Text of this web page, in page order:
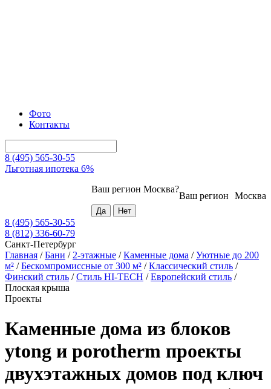
Фото
Контакты
8 (495) 565-30-55
Льготная ипотека 6%
Москва
Ваш регион
Ваш регион Москва?
8 (495) 565-30-55
8 (812) 336-60-79
Санкт-Петербург
Главная /Бани / 2-этажные /Каменные дома /Уютные до 200
м² /Бескомпромиссные от 300 м² /Классический стиль /
Финский стиль /Стиль HI-TECH /Европейский стиль /
Плоская крыша
Проекты
Каменные дома из блоков
ytong и porotherm проекты
двухэтажных домов под ключ